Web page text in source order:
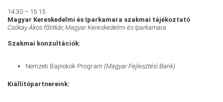
14:30 – 15:15
Magyar Kereskedelmi és Iparkamara szakmai tájékoztató
Csókay Ákos főtitkár, Magyar Kereskedelmi és Iparkamara
Szakmai konzultációk:
Nemzeti Bajnokok Program (Magyar Fejlesztési Bank)
Kiállítópartnereink: